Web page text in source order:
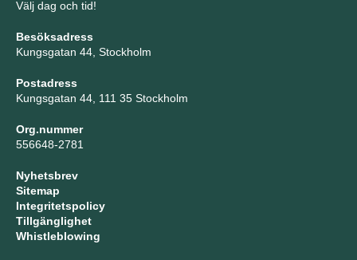
Välj dag och tid!
Besöksadress
Kungsgatan 44, Stockholm
Postadress
Kungsgatan 44, 111 35 Stockholm
Org.nummer
556648-2781
Nyhetsbrev
Sitemap
Integritetspolicy
Tillgänglighet
Whistleblowing